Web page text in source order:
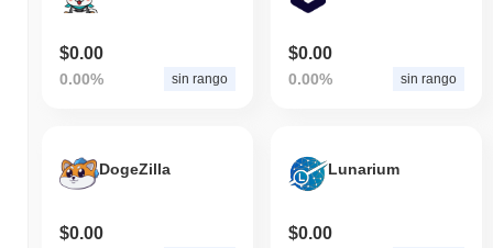
$0.00
0.00% sin rango
$0.00
0.00% sin rango
DogeZilla
$0.00
Lunarium
$0.00